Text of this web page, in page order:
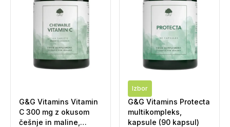
G&G Vitamins Vitamin
C 300 mg z okusom
češnje in maline,
Izbor
G&G Vitamins Protecta
multikompleks,
kapsule (90 kapsul)